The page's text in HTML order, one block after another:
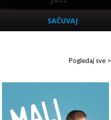
SAČUVAJ
Pogledaj sve >